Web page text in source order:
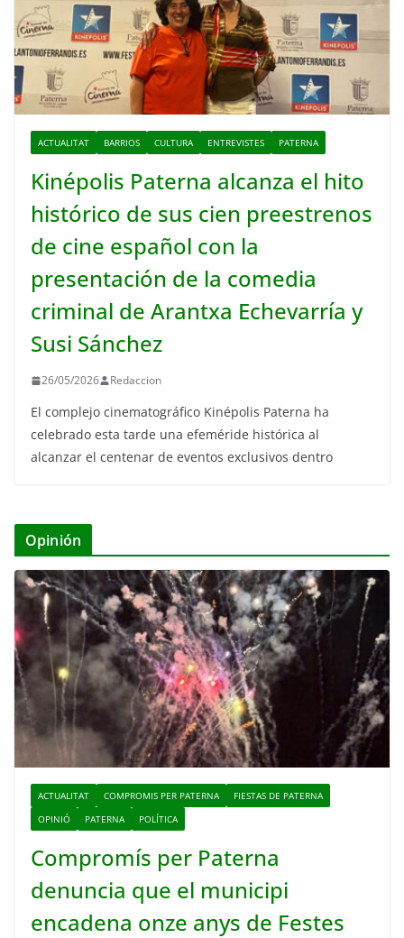
ACTUALITAT BARRIOS CULTURA ENTREVISTES PATERNA
Kinépolis Paterna alcanza el hito
histórico de sus cien preestrenos
de cine español con la
presentación de la comedia
criminal de Arantxa Echevarría y
Susi Sánchez
26/05/2026 Redaccion
El complejo cinematográfico Kinépolis Paterna ha
celebrado esta tarde una efeméride histórica al
alcanzar el centenar de eventos exclusivos dentro
Opinión
ACTUALITAT COMPROMIS PER PATERNA
FIESTAS DE PATERNA
OPINIÓ
PATERNA POLÍTICA
Compromís per Paterna
denuncia que el municipi
encadena onze anys de Festes